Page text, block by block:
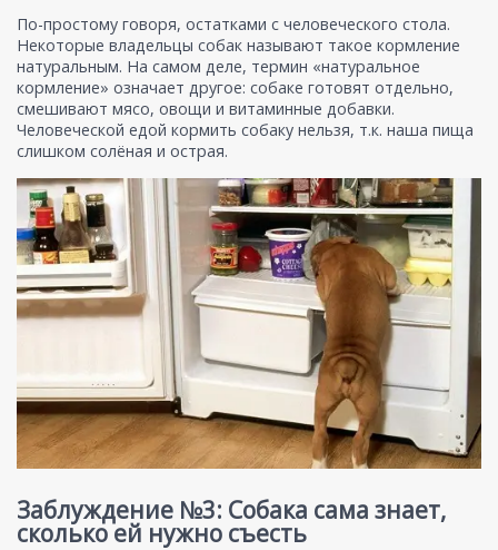
По-простому говоря, остатками с человеческого стола.
Некоторые владельцы собак называют такое кормление
натуральным. На самом деле, термин «натуральное
кормление» означает другое: собаке готовят отдельно,
смешивают мясо, овощи и витаминные добавки.
Человеческой едой кормить собаку нельзя, т.к. наша пища
слишком солёная и острая.
Заблуждение №3: Собака сама знает,
сколько ей нужно съесть